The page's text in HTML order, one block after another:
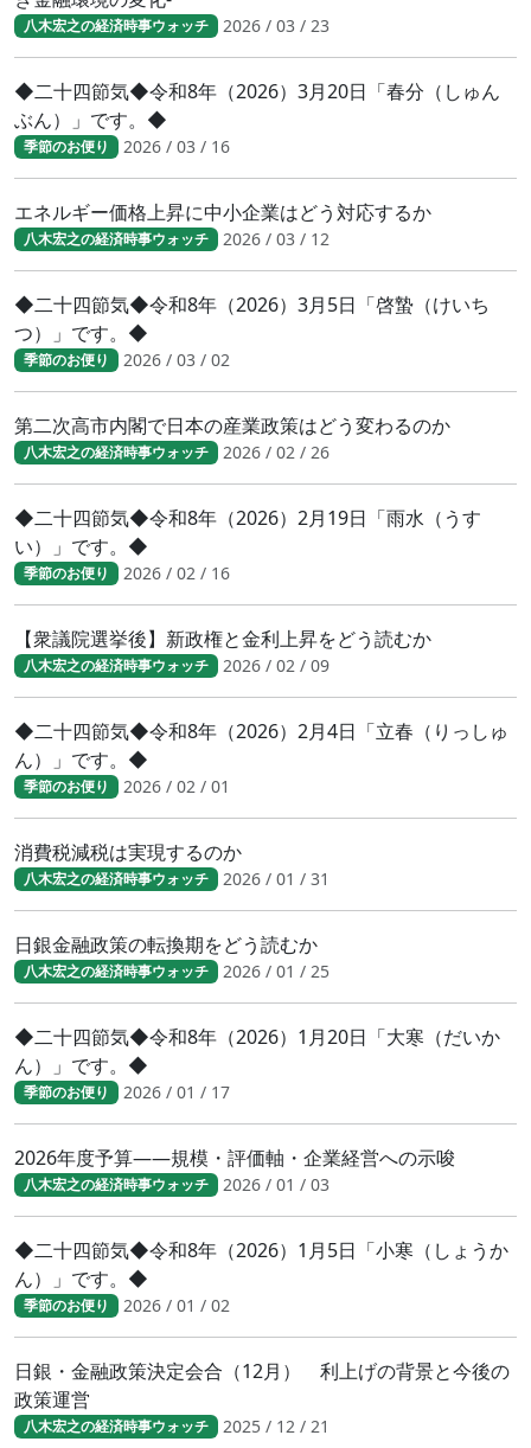
八木宏之の経済時事ウォッチ 2026 / 03 / 23
◆二十四節気◆令和8年（2026）3月20日「春分（しゅん
ぶん）」です。◆
季節のお便り 2026 / 03 / 16
エネルギー価格上昇に中小企業はどう対応するか
八木宏之の経済時事ウォッチ 2026 / 03 / 12
◆二十四節気◆令和8年（2026）3月5日「啓蟄（けいち
つ）」です。◆
季節のお便り 2026 / 03 / 02
第二次高市内閣で日本の産業政策はどう変わるのか
八木宏之の経済時事ウォッチ 2026 / 02 / 26
◆二十四節気◆令和8年（2026）2月19日「雨水（うす
い）」です。◆
季節のお便り 2026 / 02 / 16
【衆議院選挙後】新政権と金利上昇をどう読むか
八木宏之の経済時事ウォッチ 2026 / 02 / 09
◆二十四節気◆令和8年（2026）2月4日「立春（りっしゅ
ん）」です。◆
季節のお便り 2026 / 02 / 01
消費税減税は実現するのか
八木宏之の経済時事ウォッチ 2026 / 01 / 31
日銀金融政策の転換期をどう読むか
八木宏之の経済時事ウォッチ 2026 / 01 / 25
◆二十四節気◆令和8年（2026）1月20日「大寒（だいか
ん）」です。◆
季節のお便り 2026 / 01 / 17
2026年度予算――規模・評価軸・企業経営への示唆
八木宏之の経済時事ウォッチ 2026 / 01 / 03
◆二十四節気◆令和8年（2026）1月5日「小寒（しょうか
ん）」です。◆
季節のお便り 2026 / 01 / 02
日銀・金融政策決定会合（12月） 利上げの背景と今後の
政策運営
八木宏之の経済時事ウォッチ 2025 / 12 / 21